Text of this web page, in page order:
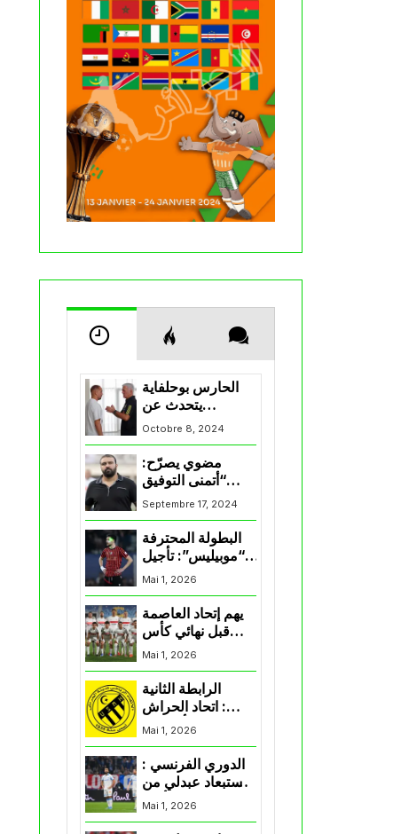
الحارس بوحلفاية
يتحدث عن
طموحاته مع
المنتخب و شباب
قسنطينة
Octobre 8, 2024
مضوي يصرّح:
“أتمنى التوفيق
لممثلي الكرة
الجزائرية في
Septembre 17, 2024
البطولة المحترفة
“موبيليس”: تأجيل
مباراة إتحاد
العاصمة وأتلتيك
بارادو
Mai 1, 2026
يهم إتحاد العاصمة
قبل نهائي كأس
اكاف : الزمالك
يسقط بثلاثية أمام
Mai 1, 2026
الرابطة الثانية
: اتحاد الحراش
يحسم التأهل إلى
“البلاي أوف”
Mai 1, 2026
الدوري الفرنسي :
استبعاد عبدلي من
قائمة مرسيليا أمام
Mai 1, 2026